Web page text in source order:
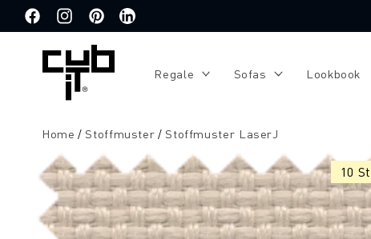
zum
Inhalt
FacebookInstagramPinterestTranslation
Regale Sofas Lookbook
Home Stoffmuster Stoffmuster LaserJ
Produktinformationen
springen
10